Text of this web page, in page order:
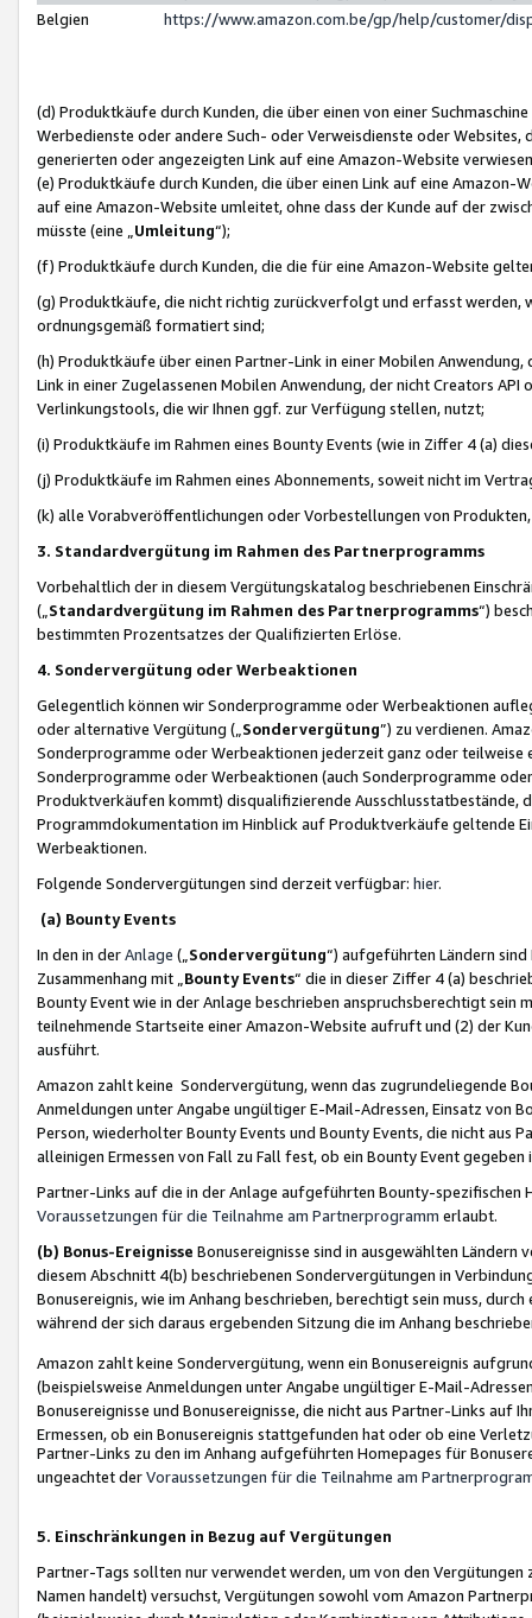
Belgien
https://www.amazon.com.be/gp/help/customer/
(d) Produktkäufe durch Kunden, die über einen von einer
Werbedienste oder andere Such- oder Verweisdienste oder Websites,
generierten oder angezeigten Link auf eine Amazon-Website
(e) Produktkäufe durch Kunden, die über einen Link auf eine
auf eine Amazon-Website umleitet, ohne dass der Kunde auf der
müsste (eine „ Umleitung“);
(f) Produktkäufe durch Kunden, die die für eine Amazon-Website
(g) Produktkäufe, die nicht richtig zurückverfolgt und erfasst werden,
ordnungsgemäß formatiert sind;
(h) Produktkäufe über einen Partner-Link in einer Mobilen
Link in einer Zugelassenen Mobilen Anwendung, der nicht Creators
Verlinkungstools, die wir Ihnen ggf. zur Verfügung stellen, nutzt;
(i) Produktkäufe im Rahmen eines Bounty Events (wie in Ziffer 4 (a)
(j) Produktkäufe im Rahmen eines Abonnements, soweit nicht im
(k) alle Vorabveröffentlichungen oder Vorbestellungen von
3. Standardvergütung im Rahmen des Partnerprogramms
Vorbehaltlich der in diesem Vergütungskatalog beschriebenen
(„ Standardvergütung im Rahmen des Partnerprogramms“)
bestimmten Prozentsatzes der Qualifizierten Erlöse.
4. Sondervergütung oder Werbeaktionen
Gelegentlich können wir Sonderprogramme oder Werbeaktionen
oder alternative Vergütung („ Sondervergütung”) zu verdienen.
Sonderprogramme oder Werbeaktionen jederzeit ganz oder
Sonderprogramme oder Werbeaktionen (auch Sonderprogramme
Produktverkäufen kommt) disqualifizierende Ausschlusstatbestände,
Programmdokumentation im Hinblick auf Produktverkäufe geltende
Werbeaktionen.
Folgende Sondervergütungen sind derzeit verfügbar: hier.
(a) Bounty Events
In den in derAnlage („ Sondervergütung“) aufgeführten Ländern
Zusammenhang mit „ Bounty Events“ die in dieser Ziffer 4 (a)
Bounty Event wie in der Anlage beschrieben anspruchsberechtigt sein
teilnehmende Startseite einer Amazon-Website aufruft und (2) der
ausführt.
Amazon zahlt keine Sondervergütung, wenn das zugrundeliegende
Anmeldungen unter Angabe ungültiger E-Mail-Adressen, Einsatz von
Person, wiederholter Bounty Events und Bounty Events, die nicht
alleinigen Ermessen von Fall zu Fall fest, ob ein Bounty Event
Partner-Links auf die in der Anlage aufgeführten Bounty-spezifischen
Voraussetzungen für die Teilnahme am Partnerprogramm erlaubt.
(b) Bonus-Ereignisse Bonusereignisse sind in ausgewählten Ländern
diesem Abschnitt 4(b) beschriebenen Sondervergütungen in
Bonusereignis, wie im Anhang beschrieben, berechtigt sein muss,
während der sich daraus ergebenden Sitzung die im Anhang
Amazon zahlt keine Sondervergütung, wenn ein Bonusereignis
(beispielsweise Anmeldungen unter Angabe ungültiger E-Mail-
Bonusereignisse und Bonusereignisse, die nicht aus Partner-Links auf
Ermessen, ob ein Bonusereignis stattgefunden hat oder ob eine
Partner-Links zu den im Anhang aufgeführten Homepages für
ungeachtet derVoraussetzungen für die Teilnahme am
5. Einschränkungen in Bezug auf Vergütungen
Partner-Tags sollten nur verwendet werden, um von den
Namen handelt) versuchst, Vergütungen sowohl vom Amazon